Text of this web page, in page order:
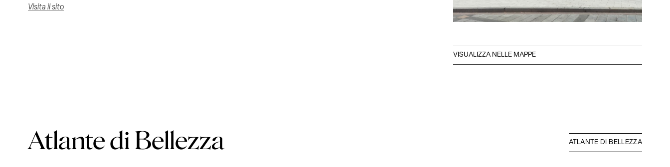
Visita il sito
VISUALIZZA NELLE MAPPE
Atlante di Bellezza ATLANTE DI BELLEZZA